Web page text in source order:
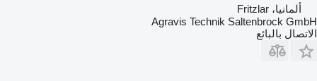
ألمانيا، Fritzlar
Agravis Technik Saltenbrock GmbH
الاتصال بالبائع